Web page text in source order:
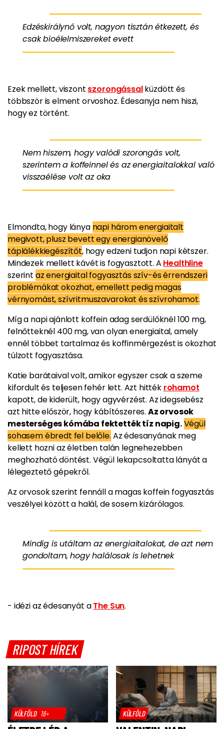
Edzéskirálynő volt, nagyon tisztán étkezett, és
csak bioélelmiszereket evett
Ezek mellett, viszont szorongássalküzdött és
többször is elment orvoshoz. Édesanyja nem hiszi,
hogy ez történt.
Nem hiszem, hogy valódi szorongás volt,
szerintem a koffeinnel és az energiaitalokkal való
visszaélése volt az oka
Elmondta, hogy lánya napi három energiaitalt
megivott, plusz bevett egy energianövelő
táplálékkiegészítőt, hogy edzeni tudjon napi kétszer.
Mindezek mellett kávét is fogyasztott. A Healthline
szerint az energiaital fogyasztás szív-és érrendszeri
problémákat okozhat, emellett pedig magas
vérnyomást, szívritmuszavarokat és szívrohamot.
Míg a napi ajánlott koffein adag serdülőknél 100 mg,
felnőtteknél 400 mg, van olyan energiaital, amely
ennél többet tartalmaz és koffinmérgezést is okozhat
túlzott fogyasztása.
Katie barátaival volt, amikor egyszer csak a szeme
kifordult és teljesen fehér lett. Azt hitték rohamot
kapott, de kiderült, hogy agyvérzést. Az idegsebész
azt hitte először, hogy kábítószeres. Az orvosok
mesterséges kómába fektették tíz napig.Végül
sohasem ébredt fel belőle. Az édesanyának meg
kellett hozni az életben talán legnehezebben
meghozható döntést. Végül lekapcsoltatta lányát a
lélegeztető gépekről.
Az orvosok szerint fennáll a magas koffein fogyasztás
veszélyei között a halál, de sosem kizárólagos.
Mindig is utáltam az energiaitalokat, de azt nem
gondoltam, hogy halálosak is lehetnek
- idézi az édesanyát aThe Sun.
RIPOST HÍREK
KÜLFÖLD 18+ KÜLFÖLD